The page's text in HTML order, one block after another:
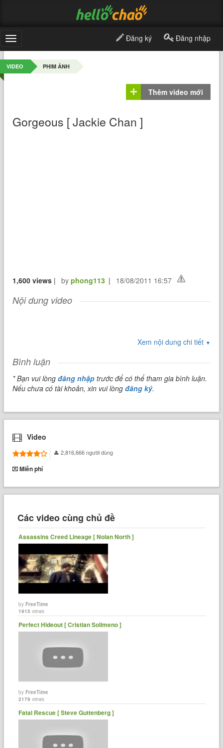
Toggle
navigation
Đăng ký Đăng nhập
VIDEO PHIM ẢNH
Thêm video mới
Gorgeous [ Jackie Chan ]
1,600 views | byphong113 | 18/08/2011 16:57
Nội dung video
Xem nội dung chi tiết ▼
Bình luận
* Bạn vui lòngđăng nhập trước để có thể tham gia bình luận.
Nếu chưa có tài khoản, xin vui lòngđăng ký.
Video
2,816,666 người dùng
Miễn phí
Các video cùng chủ đề
Assassins Creed Lineage [ Nolan North ]
byFreeTime
1915 views
Perfect Hideout [ Cristian Solimeno ]
byFreeTime
2179 views
Fatal Rescue [ Steve Guttenberg ]